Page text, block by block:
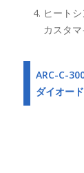
ヒート
カスタマ
ARC-C-
ダイオー